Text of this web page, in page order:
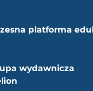
platforma
wydawnicza